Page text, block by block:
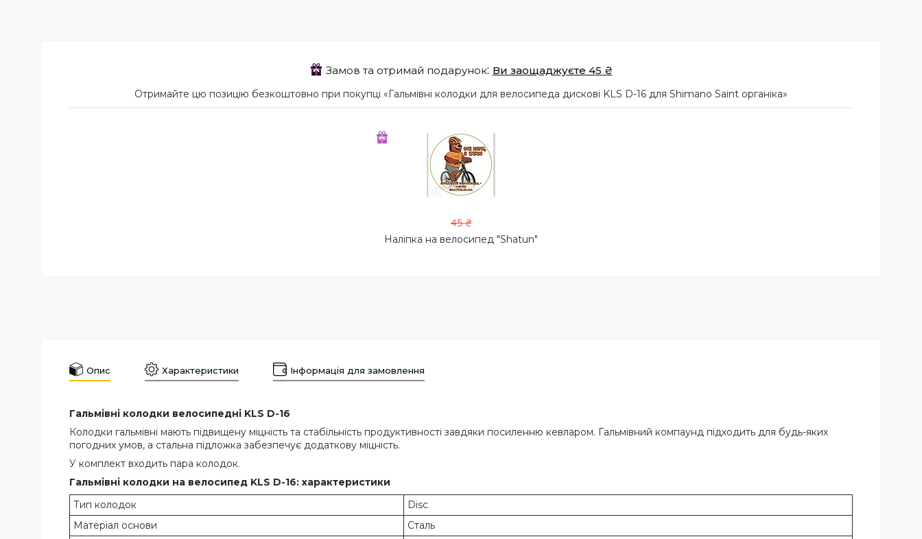
Замов та отримай подарунок Ви заощаджуєте 45 ₴
Отримайте цю позицію безкоштовно при покупці «Гальмівні колодки для велосипеда дискові KLS D-16 для Shimano Saint органіка»
45 ₴
Наліпка на велосипед "Shatun"
Опис Характеристики Інформація для замовлення
Гальмівні колодки велосипедні KLS D-16
Колодки гальмівні мають підвищену міцність та стабільність продуктивності завдяки посиленню кевларом. Гальмівний компаунд підходить для будь-яких
погодних умов, а стальна підложка забезпечує додаткову міцність.
У комплект входить пара колодок.
Гальмівні колодки на велосипед KLS D-16: характеристики
Тип колодок
Disc
Матеріал основи
Сталь